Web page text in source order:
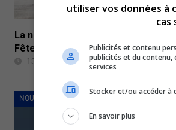
La nouvelle autorisation
Fêtes
13 Décembre 2022
NOUVELLES
utiliser vos données à
cas
Publicités et contenu
publicités et du contenu,
services
Stocker et/ou accéder à
En savoir plus